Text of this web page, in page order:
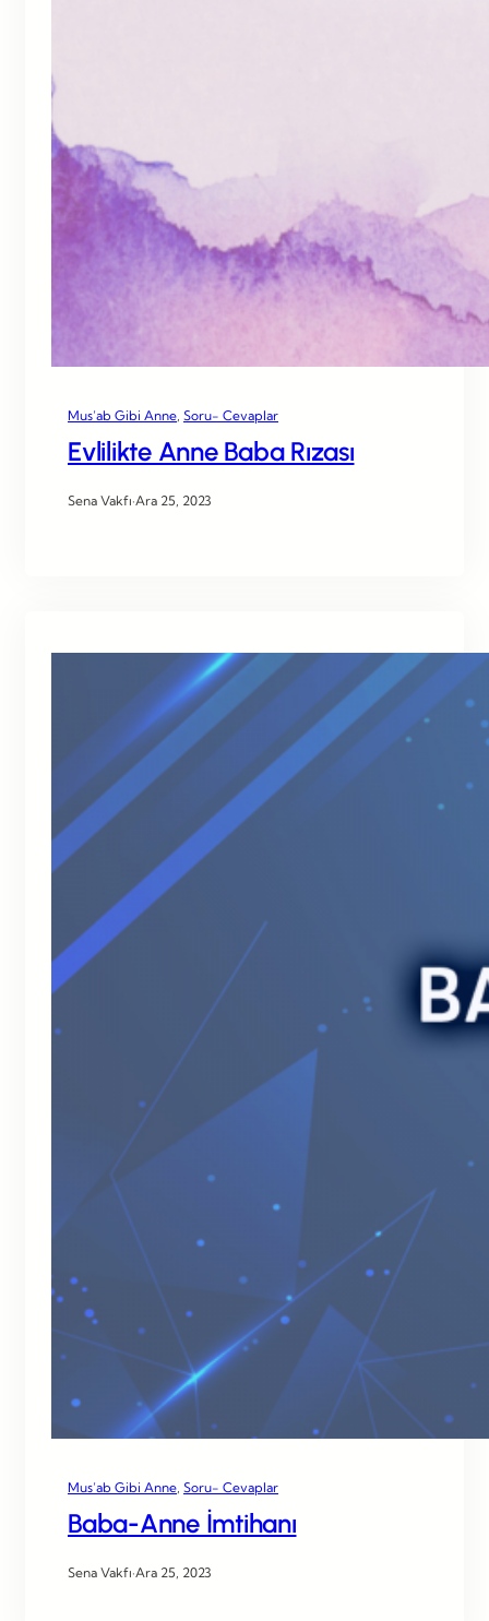
Mus’ab Gibi Anne Soru- Cevaplar
Evlilikte Anne Baba Rızası
Sena Vakfı·Ara 25, 2023
Mus’ab Gibi Anne Soru- Cevaplar
Baba-Anne İmtihanı
Sena Vakfı·Ara 25, 2023